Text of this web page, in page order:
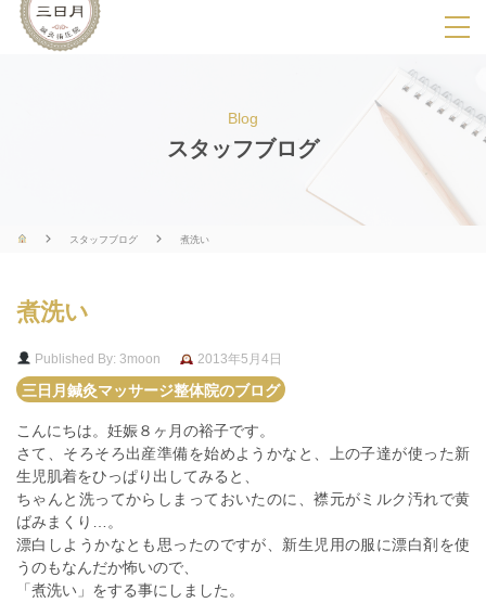
SPメニ
ー
展
用
ボ
Blog
スタッフブログ
スタッフブログ 煮洗い
煮洗い
Published By: 3moon
2013年5月4日
三日月鍼灸マッサージ整体院のブログ
こんにちは。妊娠８ヶ月の裕子です。
さて、そろそろ出産準備を始めようかなと、上の子達が使った新
生児肌着をひっぱり出してみると、
ちゃんと洗ってからしまっておいたのに、襟元がミルク汚れで黄
ばみまくり…。
漂白しようかなとも思ったのですが、新生児用の服に漂白剤を使
うのもなんだか怖いので、
「煮洗い」をする事にしました。